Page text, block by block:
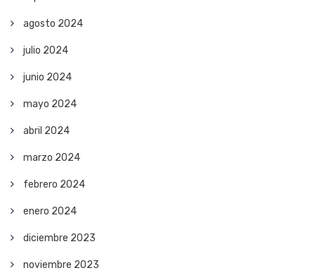
agosto 2024
julio 2024
junio 2024
mayo 2024
abril 2024
marzo 2024
febrero 2024
enero 2024
diciembre 2023
noviembre 2023